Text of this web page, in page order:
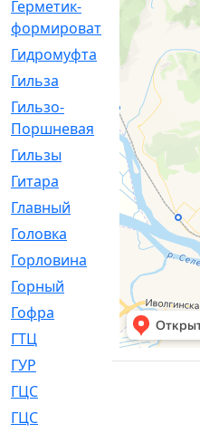
Герметик-
формирователь
[3]
Гидромуфта
[47]
Гильза
[56]
Гильзо-
Поршневая
[13]
Гильзы
[259]
Гитара
[7]
Главный
[29]
Головка
[28]
Горловина
[14]
Горный
Гофра
[86]
ГТЦ
[96]
ГУР
[34]
ГЦC
ГЦС